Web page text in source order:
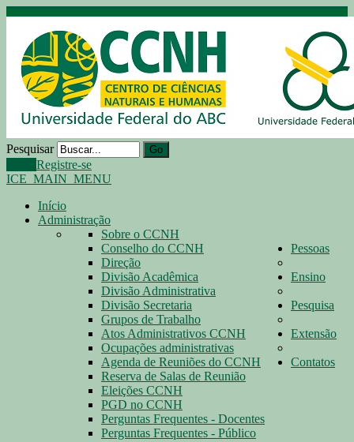
Pesquisar Go
Registre-se
ICE_MAIN_MENU
Início
Administração
Sobre o CCNH
Conselho do CCNH
Direção
Divisão Acadêmica
Divisão Administrativa
Divisão Secretaria
Grupos de Trabalho
Atos Administrativos CCNH
Ocupações administrativas
Agenda de Reuniões do CCNH
Reserva de Salas de Reunião
Eleições CCNH
PGD no CCNH
Perguntas Frequentes - Docentes
Perguntas Frequentes - Público
Pessoas
Ensino
Pesquisa
Extensão
Contatos